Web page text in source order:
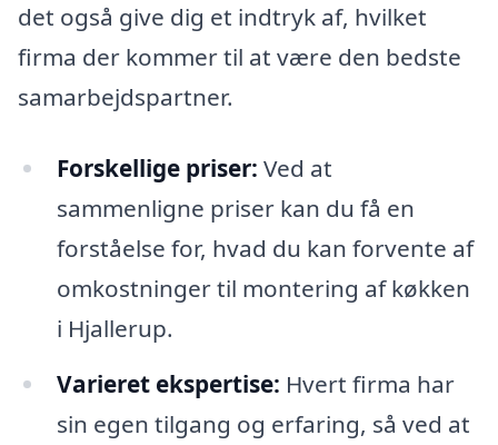
det også give dig et indtryk af, hvilket
firma der kommer til at være den bedste
samarbejdspartner.
Forskellige priser: Ved at
sammenligne priser kan du få en
forståelse for, hvad du kan forvente af
omkostninger til montering af køkken
i Hjallerup.
Varieret ekspertise: Hvert firma har
sin egen tilgang og erfaring, så ved at